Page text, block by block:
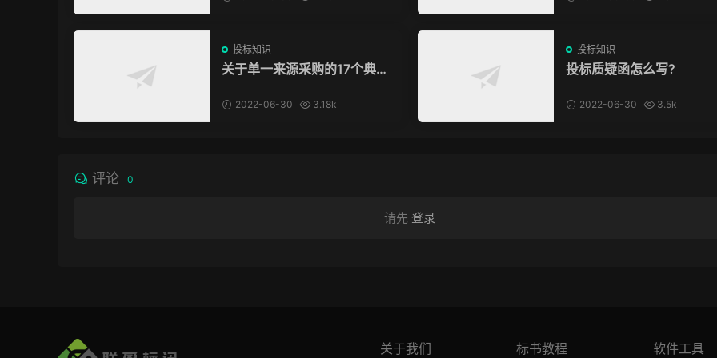
投标知识
关于单一来源采购的17个典型
2022-06-30 3.18k
投标知识
投标质疑函怎么写?
2022-06-30 3.5k
评论 0
请先 登录
关于我们 标书教程 软件工具